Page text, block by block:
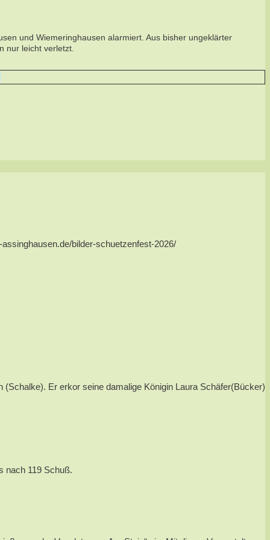
und Wiemeringhausen alarmiert. Aus bisher ungeklärter
nur leicht verletzt.
bilder-schuetzenfest-2026/
Er erkor seine damalige Königin Laura Schäfer(Bücker)
nach 119 Schuß.